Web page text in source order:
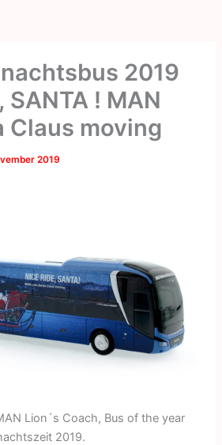
2019
SANTA ! MAN
Claus moving
2019
Lion´s Coach, Bus of the year
2019.